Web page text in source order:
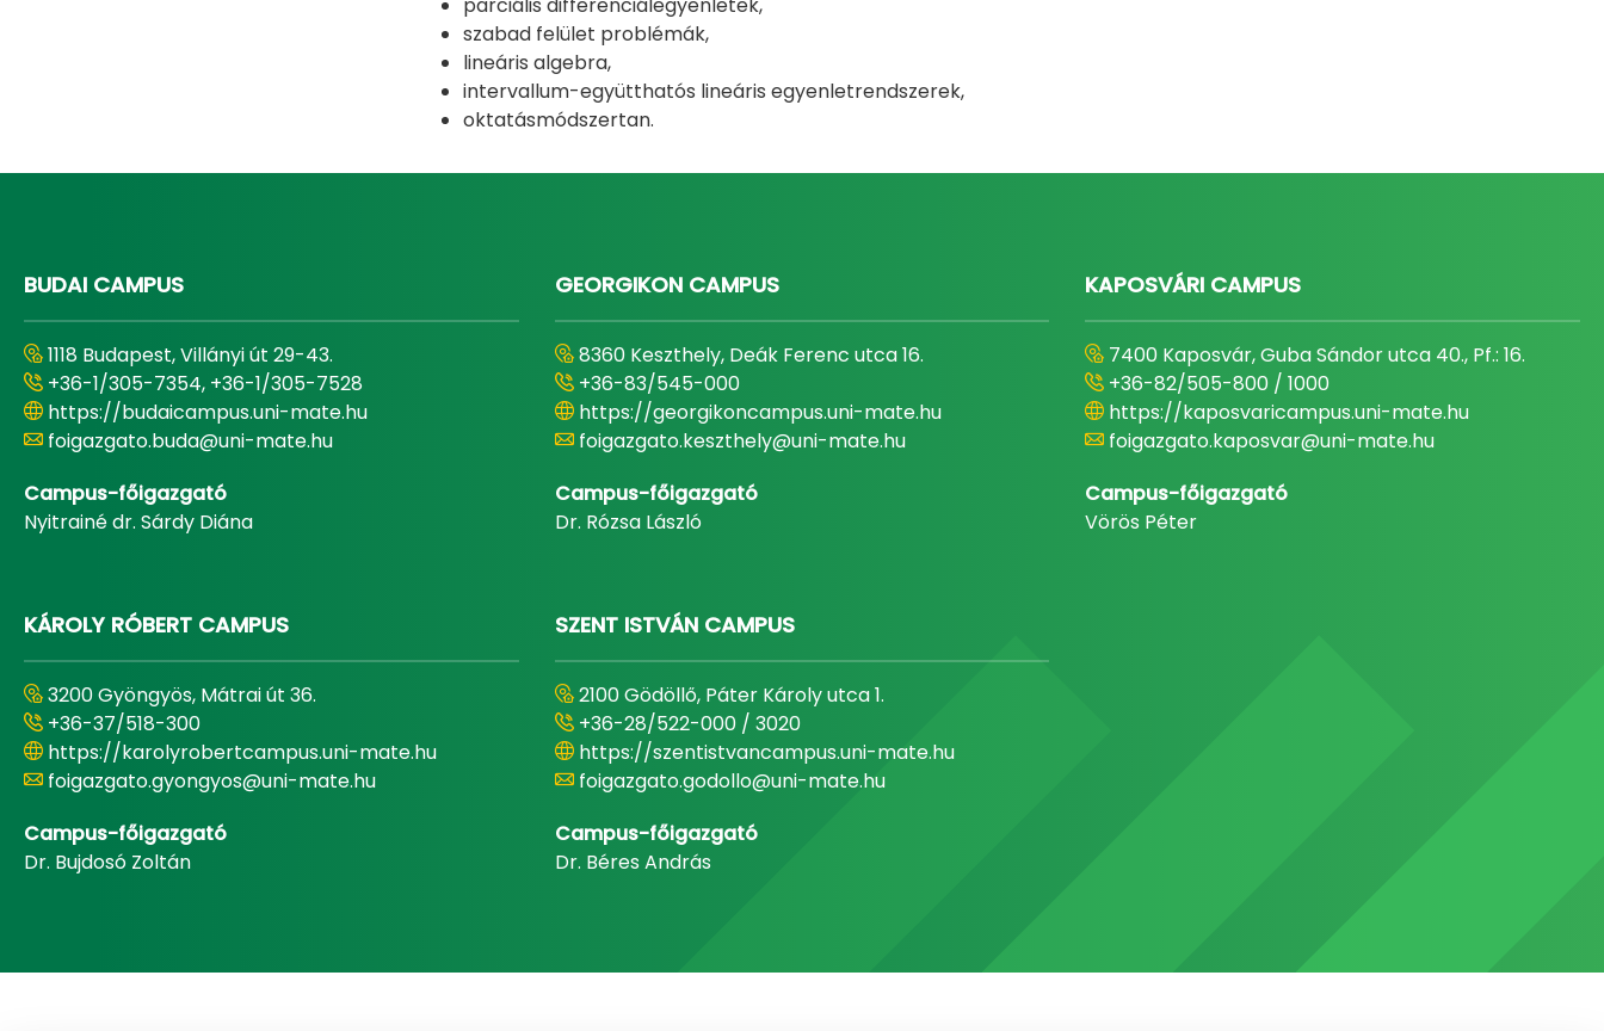
szabad felület problémák,
lineáris algebra,
intervallum-együtthatós lineáris egyenletrendszerek,
oktatásmódszertan.
BUDAI CAMPUS
1118 Budapest, Villányi út 29-43.
+36-1/305-7354, +36-1/305-7528
https://budaicampus.uni-mate.hu
foigazgato.buda@uni-mate.hu
Campus-főigazgató
Nyitrainé dr. Sárdy Diána
GEORGIKON CAMPUS
8360 Keszthely, Deák Ferenc utca 16.
+36-83/545-000
https://georgikoncampus.uni-mate.hu
foigazgato.keszthely@uni-mate.hu
Campus-főigazgató
Dr. Rózsa László
KAPOSVÁRI CAMPUS
7400 Kaposvár, Guba Sándor utca 40., Pf.: 16.
+36-82/505-800 / 1000
https://kaposvaricampus.uni-mate.hu
foigazgato.kaposvar@uni-mate.hu
Campus-főigazgató
Vörös Péter
KÁROLY RÓBERT CAMPUS
3200 Gyöngyös, Mátrai út 36.
+36-37/518-300
https://karolyrobertcampus.uni-mate.hu
foigazgato.gyongyos@uni-mate.hu
Campus-főigazgató
Dr. Bujdosó Zoltán
SZENT ISTVÁN CAMPUS
2100 Gödöllő, Páter Károly utca 1.
+36-28/522-000 / 3020
https://szentistvancampus.uni-mate.hu
foigazgato.godollo@uni-mate.hu
Campus-főigazgató
Dr. Béres András